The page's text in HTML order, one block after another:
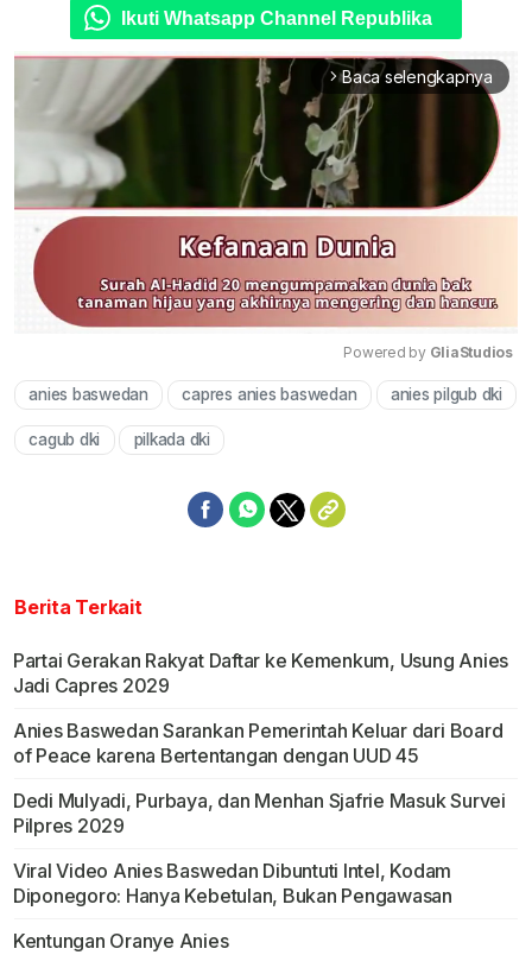
Ikuti Whatsapp Channel Republika
arrow_forward_ios Baca selengkapnya
Mute
Powered by GliaStudios
anies baswedan capres anies baswedan anies pilgub dki
cagub dki pilkada dki
Berita Terkait
Partai Gerakan Rakyat Daftar ke Kemenkum, Usung Anies
Jadi Capres 2029
Anies Baswedan Sarankan Pemerintah Keluar dari Board
of Peace karena Bertentangan dengan UUD 45
Dedi Mulyadi, Purbaya, dan Menhan Sjafrie Masuk Survei
Pilpres 2029
Viral Video Anies Baswedan Dibuntuti Intel, Kodam
Diponegoro: Hanya Kebetulan, Bukan Pengawasan
Kentungan Oranye Anies